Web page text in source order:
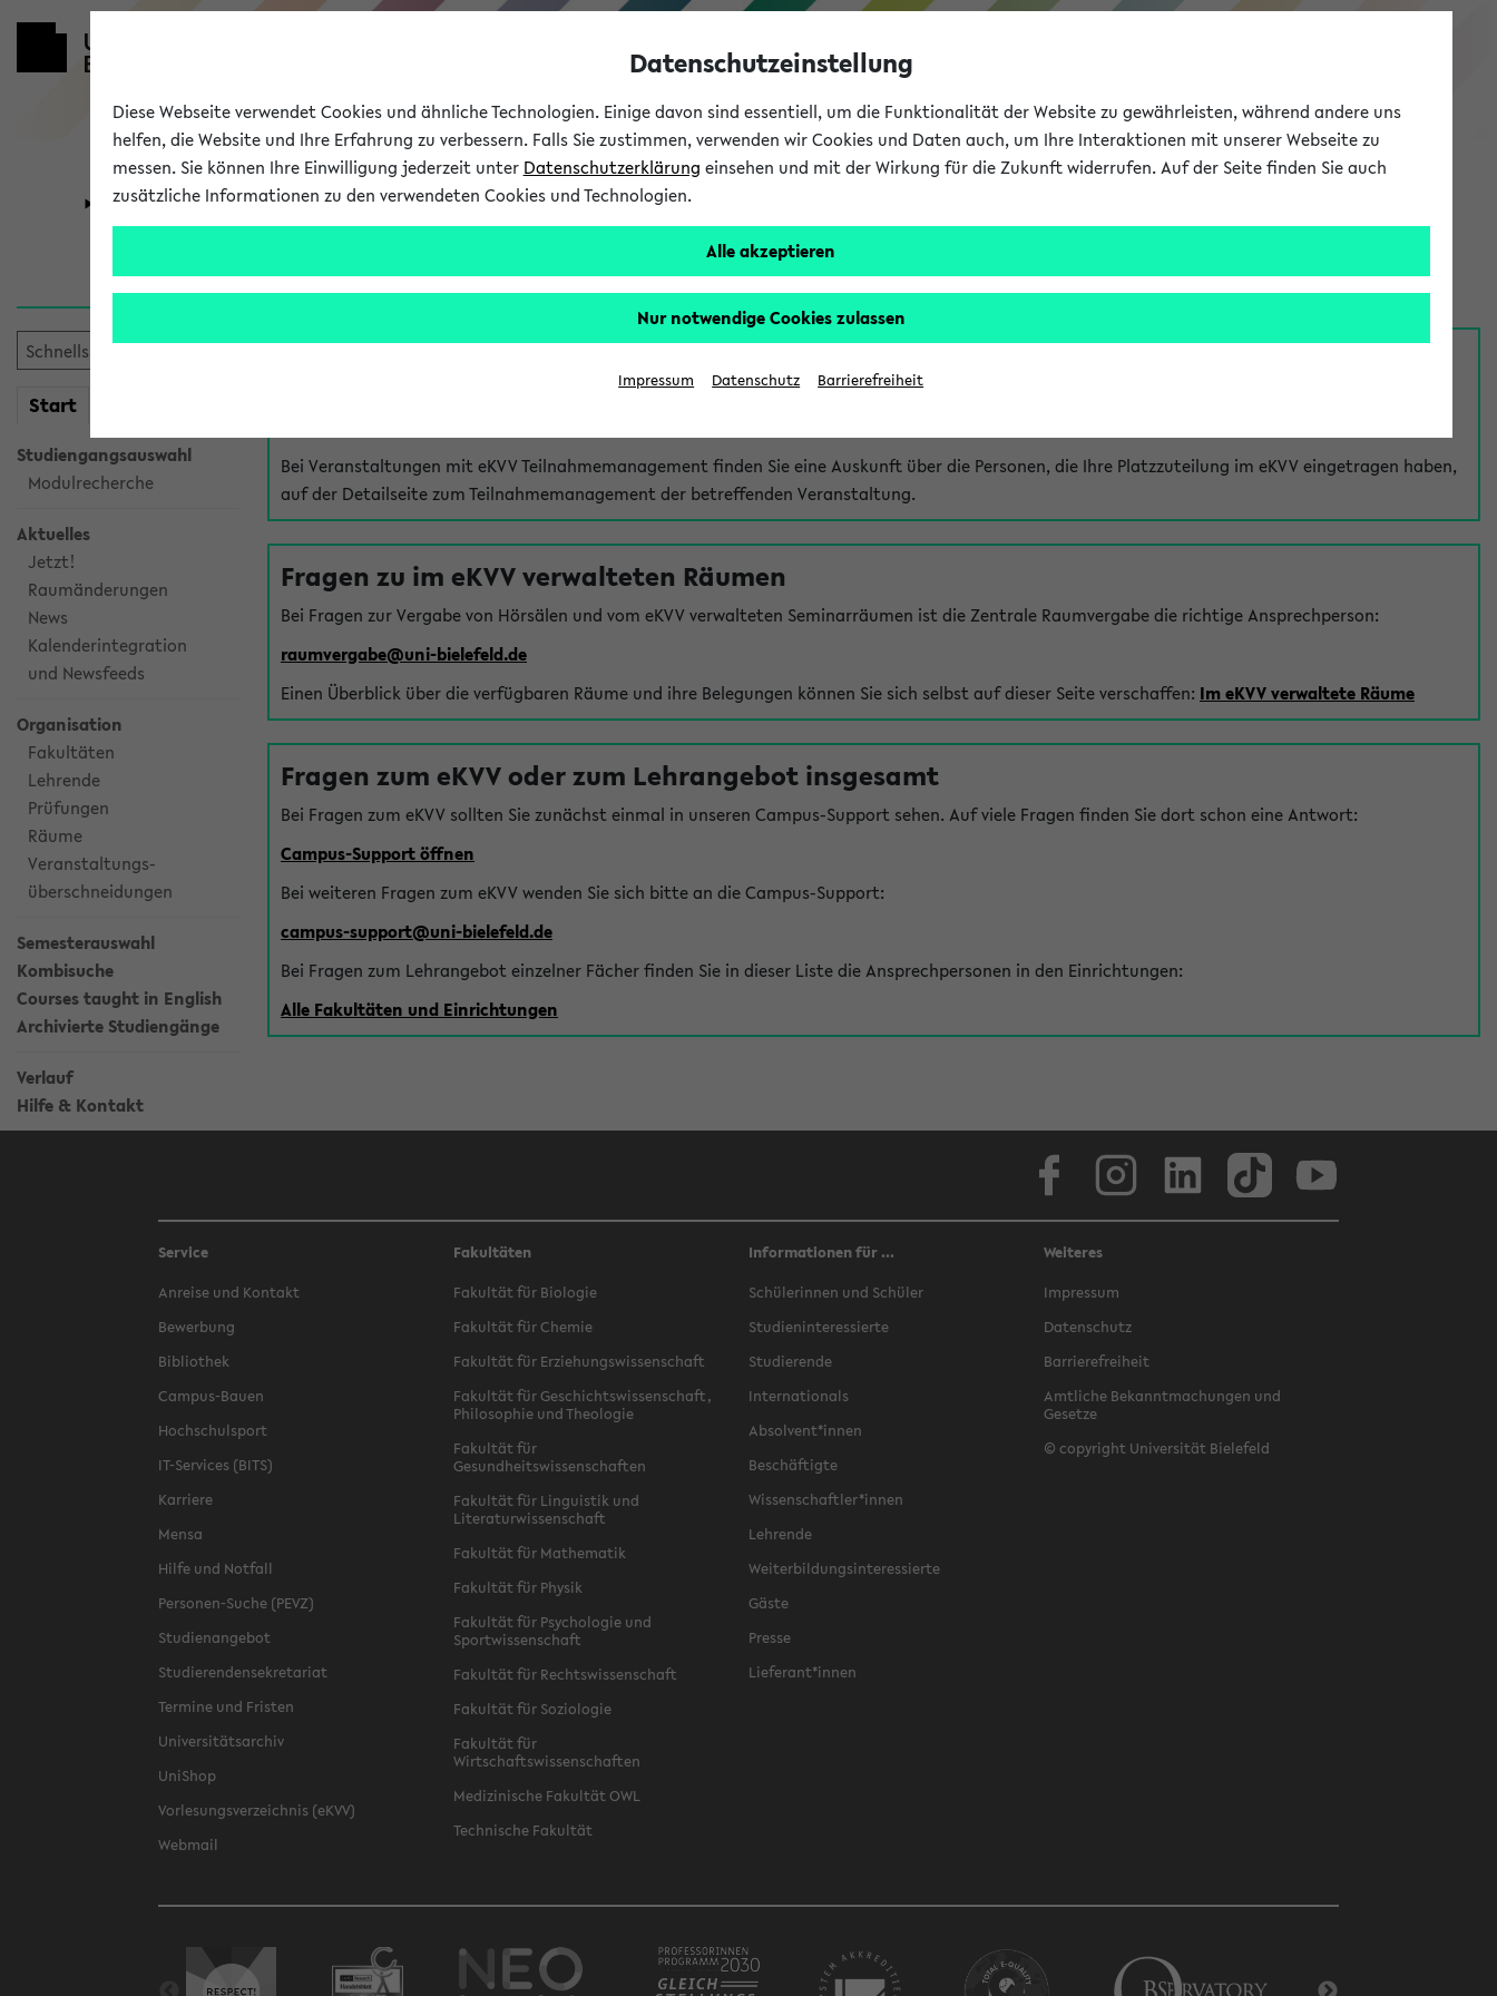
eKVV
Universität Forschung Studium
Start
Studiengangsauswahl
Modulrecherche
Aktuelles
Jetzt!
Raumänderungen
News
Kalenderintegration
und Newsfeeds
Organisation
Fakultäten
Lehrende
Prüfungen
Räume
Veranstaltungs-
überschneidungen
Semesterauswahl
Kombisuche
Courses taught in English
Archivierte Studiengänge
Verlauf
Hilfe & Kontakt
Hilfe & Kontakt
Bei Veranstaltungen mit eKVV Teilnahmemanagement finden Sie eine Auskunft über die Personen, die Ihre Platzzuteilung im eKVV eingetragen haben,
auf der Detailseite zum Teilnahmemanagement der betreffenden Veranstaltung.
Fragen zu im eKVV verwalteten Räumen
Bei Fragen zur Vergabe von Hörsälen und vom eKVV verwalteten Seminarräumen ist die Zentrale Raumvergabe die richtige Ansprechperson:
raumvergabe@uni-bielefeld.de
Einen Überblick über die verfügbaren Räume und ihre Belegungen können Sie sich selbst auf dieser Seite verschaffen: Im eKVV verwaltete Räume
Fragen zum eKVV oder zum Lehrangebot insgesamt
Bei Fragen zum eKVV sollten Sie zunächst einmal in unseren Campus-Support sehen. Auf viele Fragen finden Sie dort schon eine Antwort:
Campus-Support öffnen
Bei weiteren Fragen zum eKVV wenden Sie sich bitte an die Campus-Support:
campus-support@uni-bielefeld.de
Bei Fragen zum Lehrangebot einzelner Fächer finden Sie in dieser Liste die Ansprechpersonen in den Einrichtungen:
Alle Fakultäten und Einrichtungen
Service
Anreise und Kontakt
Bewerbung
Bibliothek
Campus-Bauen
Hochschulsport
IT-Services (BITS)
Karriere
Mensa
Hilfe und Notfall
Personen-Suche (PEVZ)
Studienangebot
Studierendensekretariat
Termine und Fristen
Universitätsarchiv
UniShop
Vorlesungsverzeichnis (eKVV)
Webmail
Fakultäten
Fakultät für Biologie
Fakultät für Chemie
Fakultät für Erziehungswissenschaft
Fakultät für Geschichtswissenschaft,
Philosophie und Theologie
Fakultät für
Gesundheitswissenschaften
Fakultät für Linguistik und
Literaturwissenschaft
Fakultät für Mathematik
Fakultät für Physik
Fakultät für Psychologie und
Sportwissenschaft
Fakultät für Rechtswissenschaft
Fakultät für Soziologie
Fakultät für
Wirtschaftswissenschaften
Medizinische Fakultät OWL
Technische Fakultät
Informationen für ...
Schülerinnen und Schüler
Studieninteressierte
Studierende
Internationals
Absolvent*innen
Beschäftigte
Wissenschaftler*innen
Lehrende
Weiterbildungsinteressierte
Gäste
Presse
Lieferant*innen
Weiteres
Impressum
Datenschutz
Barrierefreiheit
Amtliche Bekanntmachungen und
Gesetze
© copyright Universität Bielefeld
Datenschutzeinstellung
Diese Webseite verwendet Cookies und ähnliche Technologien. Einige davon sind essentiell, um die Funktionalität der Website zu gewährleisten, während andere uns
helfen, die Website und Ihre Erfahrung zu verbessern. Falls Sie zustimmen, verwenden wir Cookies und Daten auch, um Ihre Interaktionen mit unserer Webseite zu
messen. Sie können Ihre Einwilligung jederzeit unter Datenschutzerklärung einsehen und mit der Wirkung für die Zukunft widerrufen. Auf der Seite finden Sie auch
zusätzliche Informationen zu den verwendeten Cookies und Technologien.
Alle akzeptieren
Nur notwendige Cookies zulassen
Impressum Datenschutz Barrierefreiheit